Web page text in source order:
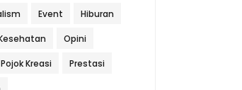
Event Hiburan
Opini
Pojok Kreasi Prestasi